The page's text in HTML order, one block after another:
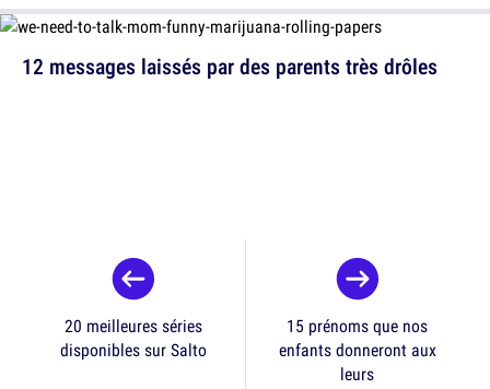
12 messages laissés par des parents très drôles
20 meilleures séries
disponibles sur Salto
15 prénoms que nos
enfants donneront aux
leurs